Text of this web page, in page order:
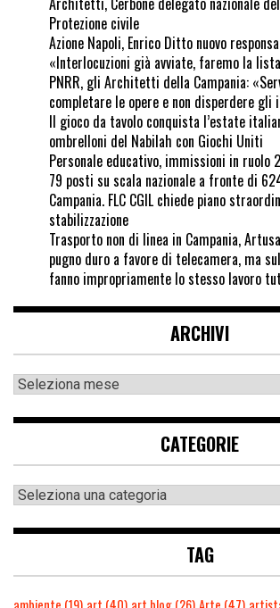
Protezione civile
Azione Napoli, Enrico Ditto nuovo
«Interlocuzioni già avviate, faremo la
PNRR, gli Architetti della Campania:
completare le opere e non disperdere gli
Il gioco da tavolo conquista l’estate
ombrelloni del Nabilah con Giochi Uniti
Personale educativo, immissioni in ruolo
79 posti su scala nazionale a fronte di
Campania. FLC CGIL chiede piano
stabilizzazione
Trasporto non di linea in Campania,
pugno duro a favore di telecamera, ma
fanno impropriamente lo stesso lavoro
ARCHIVI
CATEGORIE
TAG